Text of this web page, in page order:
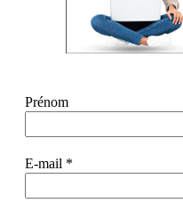
Prénom
E-mail *